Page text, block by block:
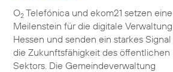
O2Telefónica und ekom21 setzen
Meilenstein für die digitale
Hessen und senden ein starkes
die Zukunftsfähigkeit des öffentlichen
Sektors. Die Gemeindeverwaltung